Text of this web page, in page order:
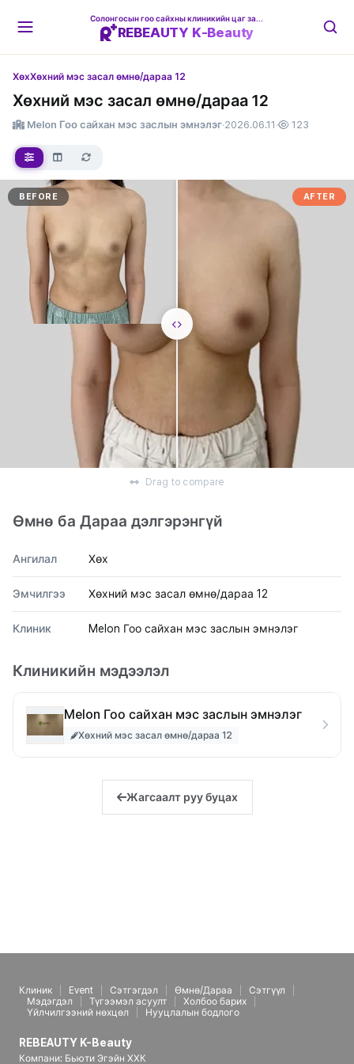
REBEAUTY K-Beauty
ХөхХөхний мэс засал өмнө/дараа 12
Хөхний мэс засал өмнө/дараа 12
Melon Гоо сайхан мэс заслын эмнэлэг·2026.06.11 · 123
AFTER
BEFORE
Drag to compare
Өмнө ба Дараа дэлгэрэнгүй
Ангилал Хөх
Эмчилгээ Хөхний мэс засал өмнө/дараа 12
Клиник Melon Гоо сайхан мэс заслын эмнэлэг
Клиникийн мэдээлэл
Melon Гоо сайхан мэс заслын эмнэлэг
Хөхний мэс засал өмнө/дараа 12
Жагсаалт руу буцах
Клиник Event Сэтгэгдэл Өмнө/Дараа
Сэтгүүл
Мэдэгдэл
Түгээмэл асуулт
Холбоо барих
Үйлчилгээний нөхцөл
Нууцлалын бодлого
REBEAUTY K-Beauty
Компани: Бьюти Эгэйн ХХК